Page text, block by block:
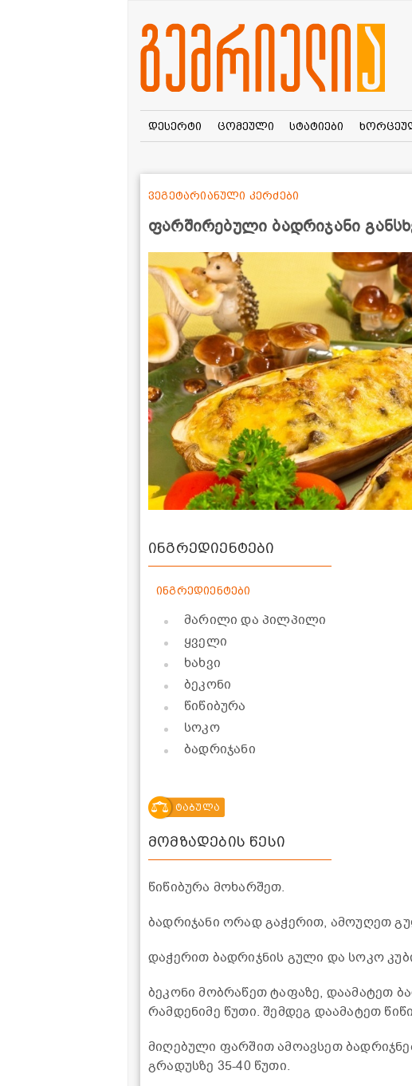
დესერტი ცომეული სტატიები
ფარშირებული ბადრიჯანი
ვეგეტარიანული კერძები
ინგრედიენტები
ინგრედიენტები
მარილი და პილპილი
ყველი
ხახვი
ბეკონი
წიწიბურა
სოკო
ბადრიჯანი
ტაბულა
მომზადების წესი
წიწიბურა მოხარშეთ.
ბადრიჯანი ორად გაჭერით, ამოუღეთ
დაჭერით ბადრიჯნის გული და სოკო
ბეკონი მობრაწეთ ტაფაზე, დაამატეთ
რამდენიმე წუთი. შემდეგ დაამატეთ
მიღებული ფარშით ამოავსეთ
გრადუსზე 35-40 წუთი.